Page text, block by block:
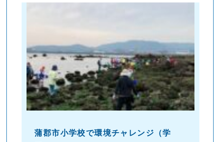
蒲郡市小学校で環境チャレンジ（学